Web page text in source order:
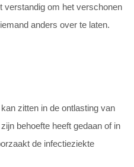
verstandig om het verschonen
anders over te laten.
zitten in de ontlasting van
behoefte heeft gedaan of in
de infectieziekte